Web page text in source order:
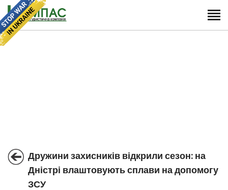
Дружини захисників відкрили сезон: на
Дністрі влаштовують сплави на допомогу
ЗСУ